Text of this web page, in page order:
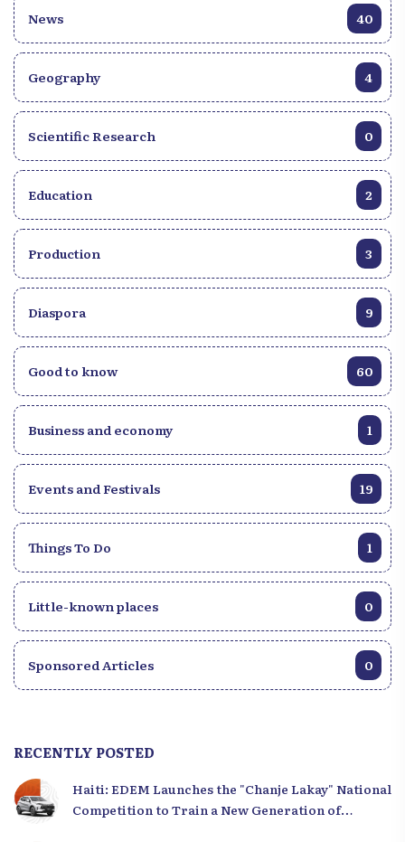
News 40
Geography 4
Scientific Research 0
Education 2
Production 3
Diaspora 9
Good to know 60
Business and economy 1
Events and Festivals 19
Things To Do 1
Little-known places 0
Sponsored Articles 0
RECENTLY POSTED
Haiti: EDEM Launches the "Chanje Lakay" National
Competition to Train a New Generation of